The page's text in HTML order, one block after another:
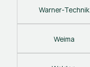
Warner-Technik
Weima